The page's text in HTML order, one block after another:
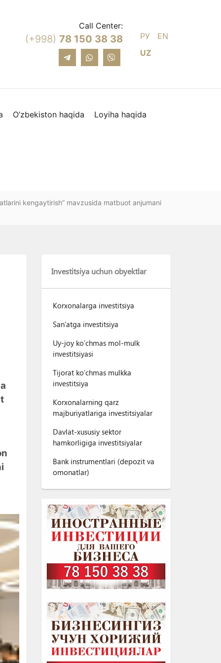
Call Center:
(+998) 78 150 38 38 РУ
EN
UZ
O’zbekiston haqida Loyiha haqida
kengaytirish” mavzusida matbuot anjumani
Investitsiya uchun obyektlar
Korxonalarga investitsiya
San’atga investitsiya
Uy-joy ko’chmas mol-mulk
investitsiyasi
Tijorat ko’chmas mulkka
investitsiya
Korxonalarning qarz
majburiyatlariga investitsiyalar
Davlat-xususiy sektor
hamkorligiga investitsiyalar
Bank instrumentlari (depozit va
omonatlar)